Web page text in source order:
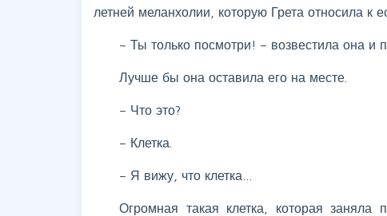
летней меланхолии, которую Грета относила к
– Ты только посмотри! – возвестила она и
Лучше бы она оставила его на месте.
– Что это?
– Клетка.
– Я вижу, что клетка…
Огромная такая клетка, которая